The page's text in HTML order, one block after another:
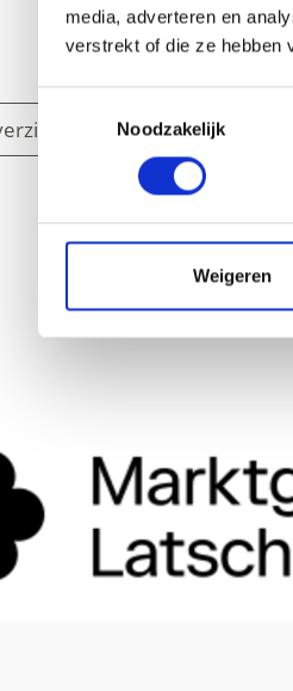
media, adverteren en
verstrekt of die ze hebben
Toestemmingsselectie
Noodzakelijk
Weigeren
WAS DE